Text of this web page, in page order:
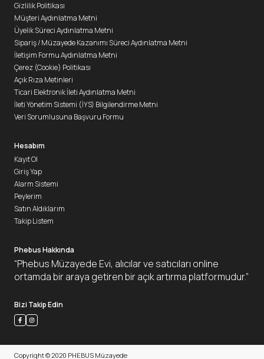
Phebus Hakkında
“Phebus Müzayede Evi, alıcılar ve satıcıları online
ortamda bir araya getiren bir açık artırma platformudur.”
Bizi Takip Edin
Gizlilik Politikası
Müşteri Aydınlatma Metni
Üyelik Süreci Aydınlatma Metni
Sipariş / Müzayede Kazanımı Süreci Aydınlatma Metni
İletişim Formu Aydınlatma Metni
Çerez (Cookie) Politikası
Açık Rıza Metinleri
Ticari Elektronik İleti Aydınlatma Metni
İleti Yönetim Sistemi (İYS) Bilgilendirme Metni
Veri Sorumlusuna Başvuru Formu
Hesabım
Kayıt Ol
Giriş Yap
Alarm Sistemi
Peylerim
Satın Aldıklarım
Takip Listem
Copyright © 2020 PHEBUS Müzayede